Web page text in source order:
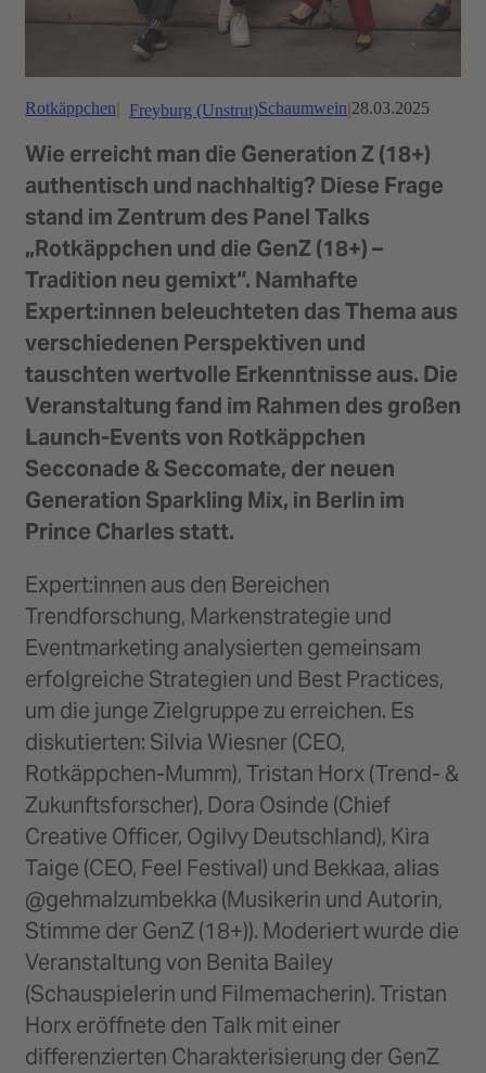
Rotkäppchen Freyburg (Unstrut)Schaumwein 28.03.2025
Wie erreicht man die Generation Z (18+)
authentisch und nachhaltig? Diese Frage
stand im Zentrum des Panel Talks
„Rotkäppchen und die GenZ (18+) –
Tradition neu gemixt“. Namhafte
Expert:innen beleuchteten das Thema aus
verschiedenen Perspektiven und
tauschten wertvolle Erkenntnisse aus. Die
Veranstaltung fand im Rahmen des großen
Launch-Events von Rotkäppchen
Secconade & Seccomate, der neuen
Generation Sparkling Mix, in Berlin im
Prince Charles statt.
Expert:innen aus den Bereichen
Trendforschung, Markenstrategie und
Eventmarketing analysierten gemeinsam
erfolgreiche Strategien und Best Practices,
um die junge Zielgruppe zu erreichen. Es
diskutierten: Silvia Wiesner (CEO,
Rotkäppchen-Mumm), Tristan Horx (Trend- &
Zukunftsforscher), Dora Osinde (Chief
Creative Officer, Ogilvy Deutschland), Kira
Taige (CEO, Feel Festival) und Bekkaa, alias
@gehmalzumbekka (Musikerin und Autorin,
Stimme der GenZ (18+)). Moderiert wurde die
Veranstaltung von Benita Bailey
(Schauspielerin und Filmemacherin). Tristan
Horx eröffnete den Talk mit einer
differenzierten Charakterisierung der GenZ